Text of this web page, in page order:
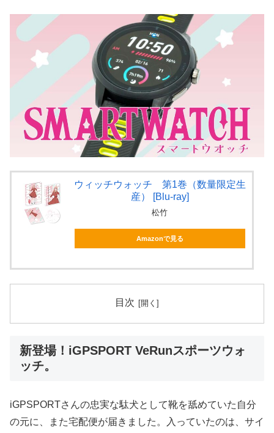
ウィッチウォッチ 第1巻（数量限定生
産） [Blu-ray]
松竹
Amazonで見る
目次
新登場！iGPSPORT VeRunスポーツウォ
ッチ。
iGPSPORTさんの忠実な駄犬として靴を舐めていた自分
の元に、また宅配便が届きました。入っていたのは、サイ